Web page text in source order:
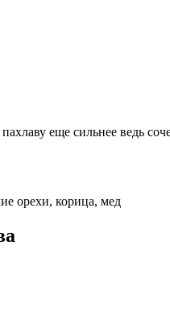
еще сильнее ведь
орехи, корица, мед